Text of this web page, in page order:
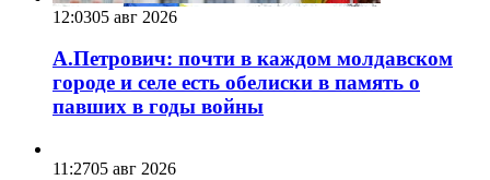
12:0305 авг 2026
А.Петрович: почти в каждом молдавском
городе и селе есть обелиски в память о
павших в годы войны
11:2705 авг 2026